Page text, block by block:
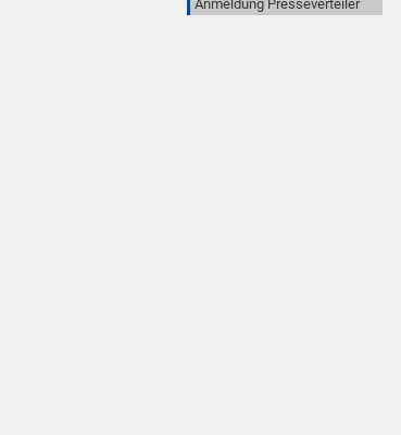
Anmeldung Presseverteiler